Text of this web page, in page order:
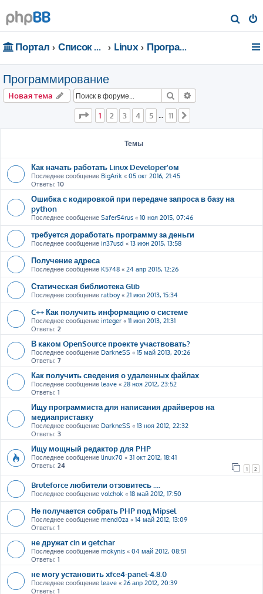
о
Портал Список форумов Linux Программирование
Программирование
Новая тема Поиск
Страница из
1 2 3 4 5 … 11
Темы
Как начать работать Linux Developer'oм
Последнее сообщение BigArik « 05 окт 2016, 21:45
Ответы: 10
Ошибка с кодировкой при передаче запроса в базу на
python
Последнее сообщение Safer54rus « 10 ноя 2015, 07:46
требуется доработать программу за деньги
Последнее сообщение in37usd « 13 июн 2015, 13:58
Получение адреса
Последнее сообщение K5748 « 24 апр 2015, 12:26
Статическая библиотека Glib
Последнее сообщение ratboy« 21 июл 2013, 15:34
C++ Как получить информацию о системе
Последнее сообщение integer « 11 июл 2013, 21:31
Ответы: 2
В каком OpenSource проекте участвовать?
Последнее сообщение DarkneSS « 15 май 2013, 20:26
Ответы: 7
Как получить сведения о удаленных файлах
Последнее сообщение leave « 28 ноя 2012, 23:52
Ответы: 1
Ищу программиста для написания драйверов на
медиаприставку
Последнее сообщение DarkneSS « 13 ноя 2012, 22:32
Ответы: 3
Ищу мощный редактор для PHP
Последнее сообщение linux70 « 31 окт 2012, 18:41
Ответы: 24 1 2
Bruteforce любители отзовитесь ....
Последнее сообщение volchok « 18 май 2012, 17:50
Не получается собрать PHP под Mipsel
Последнее сообщение mend0za « 14 май 2012, 13:09
Ответы: 1
не дружат cin и getchar
Последнее сообщение mokynis « 04 май 2012, 08:51
Ответы: 1
не могу установить xfce4-panel-4.8.0
Последнее сообщение leave « 26 апр 2012, 20:39
Ответы: 1